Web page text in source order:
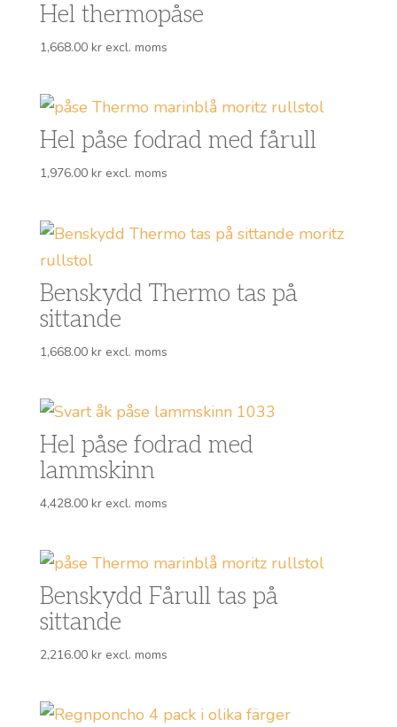
Hel thermopåse
1,668.00 krexcl. moms
Hel påse fodrad med fårull
1,976.00 krexcl. moms
Benskydd Thermo tas på
sittande
1,668.00 krexcl. moms
Hel påse fodrad med
lammskinn
4,428.00 krexcl. moms
Benskydd Fårull tas på
sittande
2,216.00 krexcl. moms